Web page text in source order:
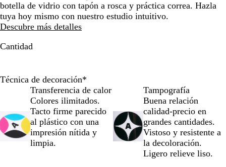
para
ampliar
y
alejar
y
para
moverte
por
imagen
para
ampliar
y
alejar
para
moverte
por
la
imagen
para
ampliar
imagen
para
ampliar
moverte
por
la
imagen
para
la
botella de vidrio con tapón a rosca y práctica correa. Hazla
tuya hoy mismo con nuestro estudio intuitivo.
Descubre más detalles
Cantidad
Técnica de decoración*
Transferencia de calor
Colores ilimitados.
Tacto firme parecido
al plástico con una
impresión nítida y
limpia.
Tampografía
Buena relación
calidad-precio en
grandes cantidades.
Vistoso y resistente a
la decoloración.
Ligero relieve liso.